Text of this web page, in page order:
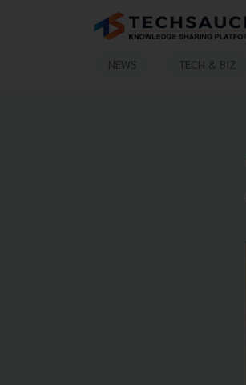
NEWS TECH & BIZ